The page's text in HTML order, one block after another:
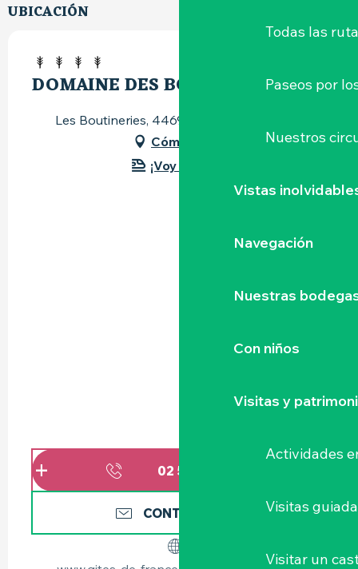
Todas las
Paseos por
Nuestros
Vistas
Navegación
Nuestras
Con niños
Visitas y
Actividades
Visitas
Visitar un
UBICACIÓN
DOMAINE DES BOUTINERIES
Les Boutineries, 44690 Château-Thébaud
Cómo llegar
¡Voy en tren!
02 51 72 95
CONTÁCTENOS